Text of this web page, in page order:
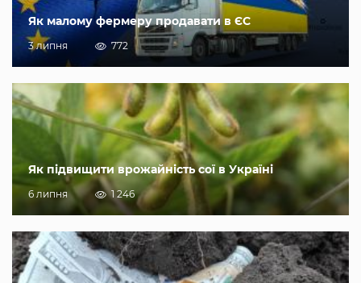
Як малому фермеру продавати в ЄС
3 липня 772
Як підвищити врожайність сої в Україні
6 липня 1 246